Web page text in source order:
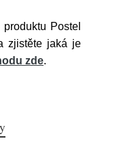
Postel
zjistěte jaká je
zde.